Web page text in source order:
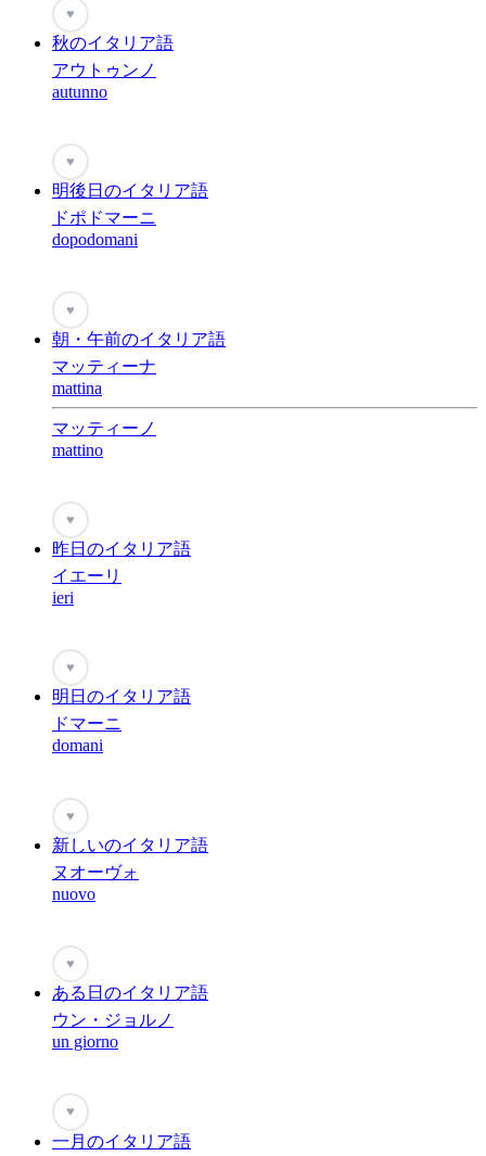
♥
秋のイタリア語
アウトゥンノ
autunno
♥
明後日のイタリア語
ドポドマーニ
dopodomani
♥
朝・午前のイタリア語
マッティーナ
mattina
マッティーノ
mattino
♥
昨日のイタリア語
イエーリ
ieri
♥
明日のイタリア語
ドマーニ
domani
♥
新しいのイタリア語
ヌオーヴォ
nuovo
♥
ある日のイタリア語
ウン・ジョルノ
un giorno
♥
一月のイタリア語